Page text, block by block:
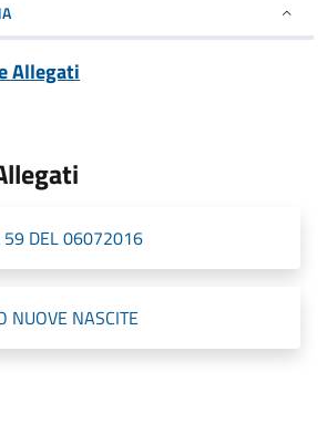
Allegati
59 DEL 06072016
NUOVE NASCITE